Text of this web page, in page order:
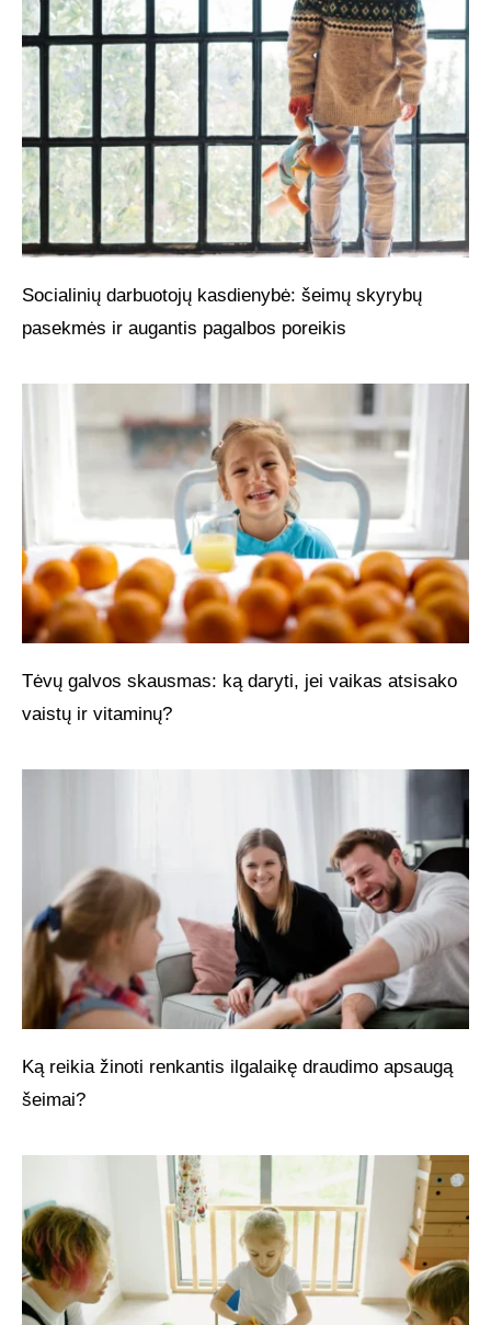
Socialinių darbuotojų kasdienybė: šeimų skyrybų
pasekmės ir augantis pagalbos poreikis
Tėvų galvos skausmas: ką daryti, jei vaikas atsisako
vaistų ir vitaminų?
Ką reikia žinoti renkantis ilgalaikę draudimo apsaugą
šeimai?